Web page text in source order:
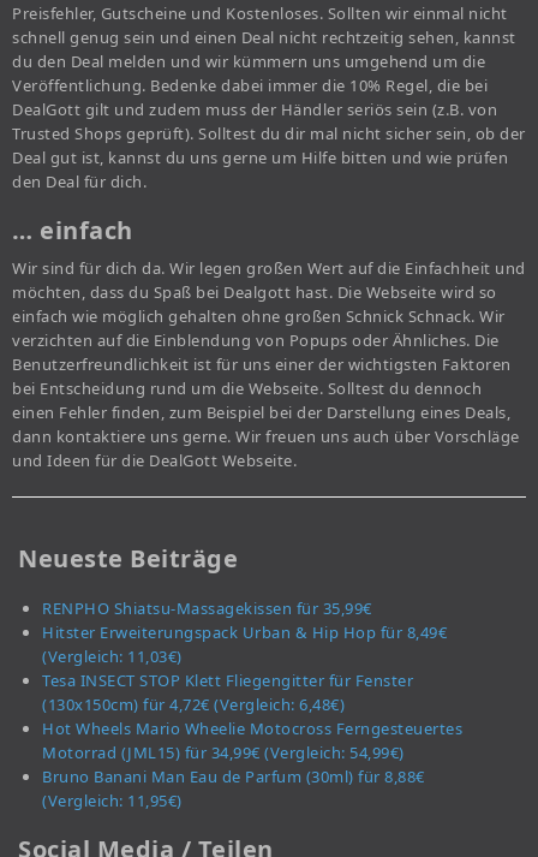
Preisfehler, Gutscheine und Kostenloses. Sollten wir einmal nicht
schnell genug sein und einen Deal nicht rechtzeitig sehen, kannst
du den Deal melden und wir kümmern uns umgehend um die
Veröffentlichung. Bedenke dabei immer die 10% Regel, die bei
DealGott gilt und zudem muss der Händler seriös sein (z.B. von
Trusted Shops geprüft). Solltest du dir mal nicht sicher sein, ob der
Deal gut ist, kannst du uns gerne um Hilfe bitten und wie prüfen
den Deal für dich.
… einfach
Wir sind für dich da. Wir legen großen Wert auf die Einfachheit und
möchten, dass du Spaß bei Dealgott hast. Die Webseite wird so
einfach wie möglich gehalten ohne großen Schnick Schnack. Wir
verzichten auf die Einblendung von Popups oder Ähnliches. Die
Benutzerfreundlichkeit ist für uns einer der wichtigsten Faktoren
bei Entscheidung rund um die Webseite. Solltest du dennoch
einen Fehler finden, zum Beispiel bei der Darstellung eines Deals,
dann kontaktiere uns gerne. Wir freuen uns auch über Vorschläge
und Ideen für die DealGott Webseite.
Neueste Beiträge
RENPHO Shiatsu-Massagekissen für 35,99€
Hitster Erweiterungspack Urban & Hip Hop für 8,49€
(Vergleich: 11,03€)
Tesa INSECT STOP Klett Fliegengitter für Fenster
(130x150cm) für 4,72€ (Vergleich: 6,48€)
Hot Wheels Mario Wheelie Motocross Ferngesteuertes
Motorrad (JML15) für 34,99€ (Vergleich: 54,99€)
Bruno Banani Man Eau de Parfum (30ml) für 8,88€
(Vergleich: 11,95€)
Social Media / Teilen